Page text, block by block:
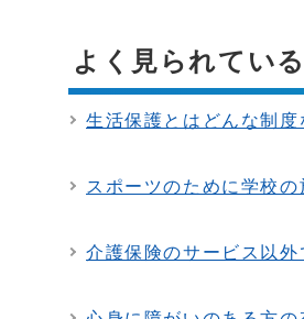
よく見られてい
生活保護とはどんな制
スポーツのために学校
介護保険のサービス以